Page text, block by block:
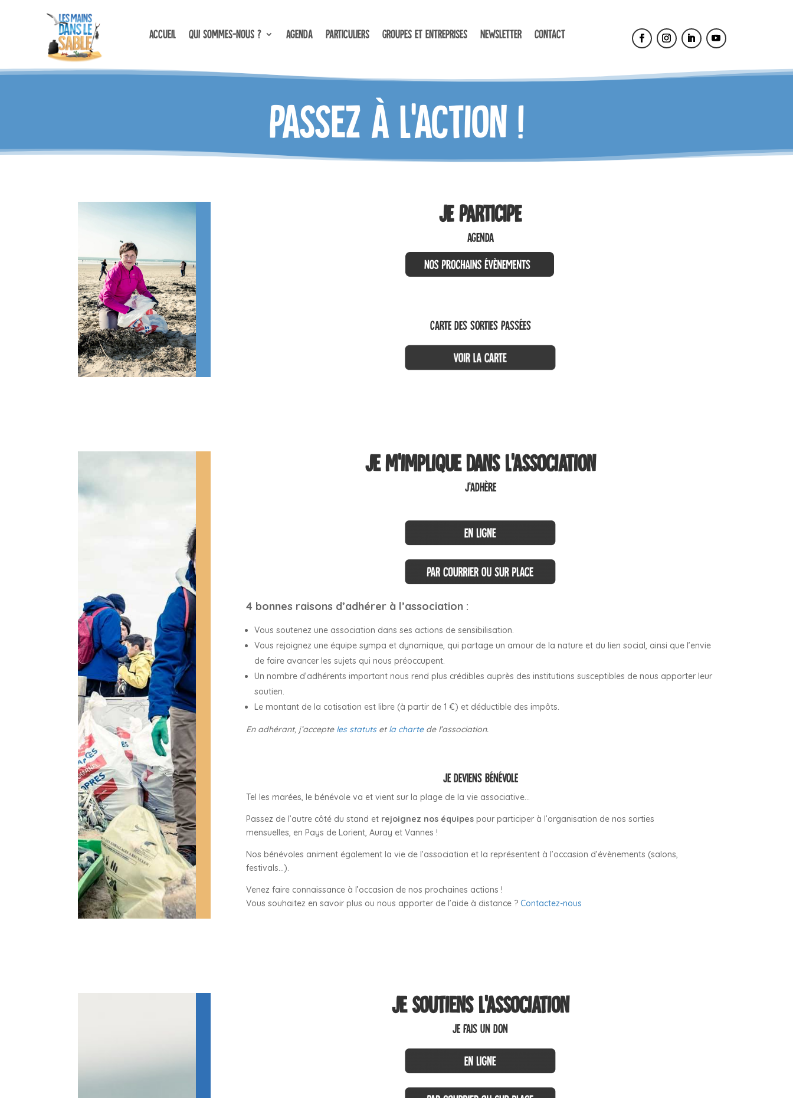
Accueil Qui sommes-nous ? Agenda Particuliers Groupes et entreprises Newsletter Contact
Passez à l’action !
JE PARTICIPE
AGENDA
CARTE DES SORTIES PASSÉES
Je m’implique dans l’association
J’ADHÈRE
4 bonnes raisons d’adhérer à l’association :
Vous soutenez une association dans ses actions de sensibilisation.
Vous rejoignez une équipe sympa et dynamique, qui partage un amour de la nature et du lien social, ainsi que l’envie
de faire avancer les sujets qui nous préoccupent.
Un nombre d’adhérents important nous rend plus crédibles auprès des institutions susceptibles de nous apporter leur
soutien.
Le montant de la cotisation est libre (à partir de 1 €) et déductible des impôts.
En adhérant, j’accepte les statutset la chartede l’association.
JE DEVIENS BÉNÉVOLE
Tel les marées, le bénévole va et vient sur la plage de la vie associative…
Passez de l’autre côté du stand et rejoignez nos équipespour participer à l’organisation de nos sorties
mensuelles, en Pays de Lorient, Auray et Vannes !
Nos bénévoles animent également la vie de l’association et la représentent à l’occasion d’évènements (salons,
festivals…).
Venez faire connaissance à l’occasion de nos prochaines actions !
Vous souhaitez en savoir plus ou nous apporter de l’aide à distance ? Contactez-nous
Je soutiens l’association
JE FAIS UN DON